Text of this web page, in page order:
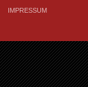
IMPRESSUM